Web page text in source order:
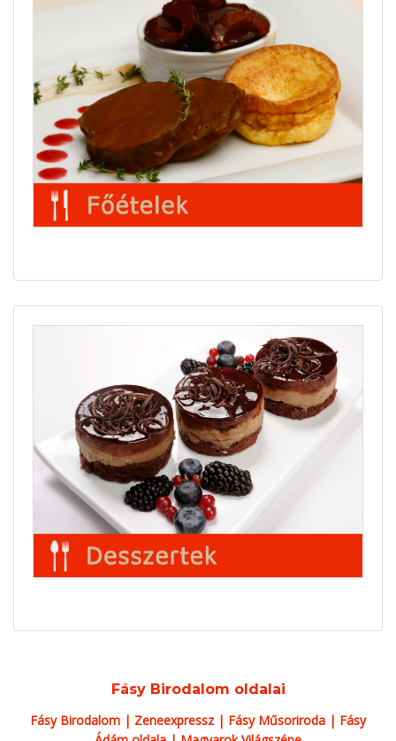
Fásy Birodalom oldalai
Fásy Birodalom | Zeneexpressz| Fásy Műsoriroda | Fásy